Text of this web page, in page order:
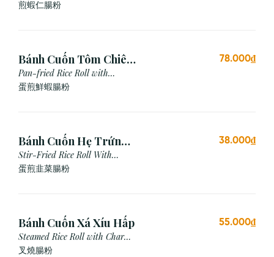
煎蝦仁腸粉
Bánh Cuốn Tôm Chiên
Trứng
Pan-fried Rice Roll with
Shrimp & Egg
蛋煎鮮蝦腸粉
78.000₫
Bánh Cuốn Hẹ Trứng
Xào
Stir-Fried Rice Roll With
Chives & Egg
蛋煎⾲菜腸粉
38.000₫
Bánh Cuốn Xá Xíu Hấp
Steamed Rice Roll with Char
Siu
叉燒腸粉
55.000₫